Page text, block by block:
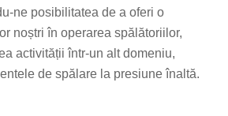
ne posibilitatea de a oferi o
noștri în operarea spălătoriilor,
activității într-un alt domeniu,
de spălare la presiune înaltă.